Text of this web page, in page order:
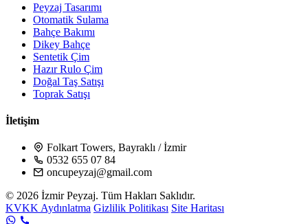
Peyzaj Tasarımı
Otomatik Sulama
Bahçe Bakımı
Dikey Bahçe
Sentetik Çim
Hazır Rulo Çim
Doğal Taş Satışı
Toprak Satışı
İletişim
Folkart Towers, Bayraklı / İzmir
0532 655 07 84
oncupeyzaj@gmail.com
© 2026 İzmir Peyzaj. Tüm Hakları Saklıdır.
KVKK Aydınlatma Gizlilik Politikası Site Haritası